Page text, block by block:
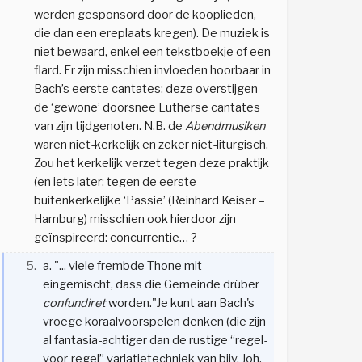
werden gesponsord door de kooplieden,
die dan een ereplaats kregen). De muziek is
niet bewaard, enkel een tekstboekje of een
flard. Er zijn misschien invloeden hoorbaar in
Bach’s eerste cantates: deze overstijgen
de ‘gewone’ doorsnee Lutherse cantates
van zijn tijdgenoten. N.B. de Abendmusiken
waren niet-kerkelijk en zeker niet-liturgisch.
Zou het kerkelijk verzet tegen deze praktijk
(en iets later: tegen de eerste
buitenkerkelijke ‘Passie’ (Reinhard Keiser –
Hamburg) misschien ook hierdoor zijn
geïnspireerd: concurrentie… ?
5. a. "... viele frembde Thone mit
eingemischt, dass die Gemeinde drüber
confundiretworden."Je kunt aan Bach's
vroege koraalvoorspelen denken (die zijn
al fantasia-achtiger dan de rustige “regel-
voor-regel” variatietechniek van bijv. Joh.